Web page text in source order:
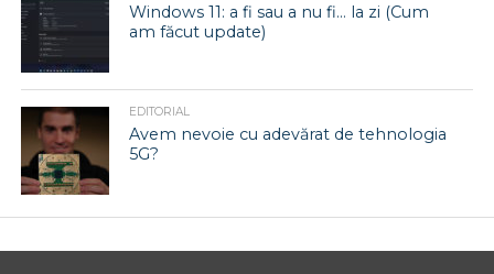
Windows 11: a fi sau a nu fi… la zi (Cum
am făcut update)
EDITORIAL
Avem nevoie cu adevărat de tehnologia
5G?